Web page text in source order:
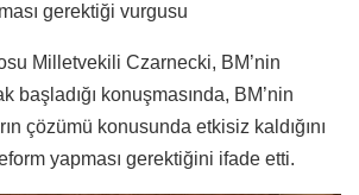
gerektiği vurgusu
Milletvekili Czarnecki, BM’nin
başladığı konuşmasında, BM’nin
çözümü konusunda etkisiz kaldığını
yapması gerektiğini ifade etti.